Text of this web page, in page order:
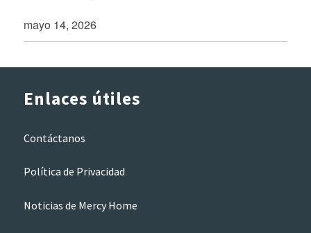
mayo 14, 2026
Enlaces útiles
Contáctanos
Política de Privacidad
Noticias de Mercy Home